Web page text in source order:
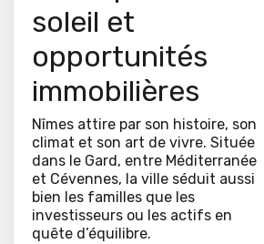
soleil et
opportunités
immobilières
Nîmes attire par son histoire, son
climat et son art de vivre. Située
dans le Gard, entre Méditerranée
et Cévennes, la ville séduit aussi
bien les familles que les
investisseurs ou les actifs en
quête d’équilibre.